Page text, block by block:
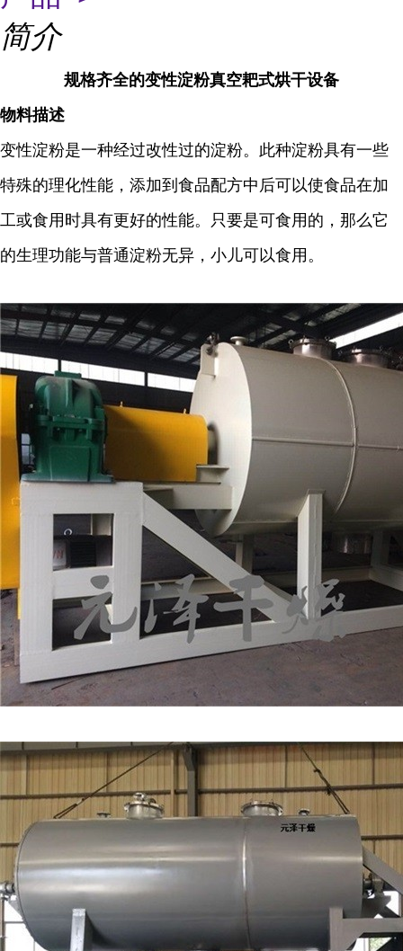
简介
规格齐全的变性淀粉真空耙式烘干设备
物料描述
变性淀粉是一种经过改性过的淀粉。此种淀粉具有一些
特殊的理化性能，添加到食品配方中后可以使食品在加
工或食用时具有更好的性能。只要是可食用的，那么它
的生理功能与普通淀粉无异，小儿可以食用。